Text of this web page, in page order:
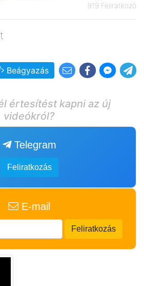
919 Feliratkozó
Beágyazás
értesítést kapni az új
videókról?
Telegram
Feliratkozás
E-mail
Feliratkozás